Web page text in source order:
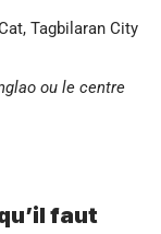
Tagbilaran City
ou le centre
faut